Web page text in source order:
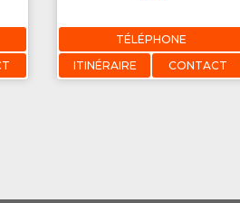
TÉLÉPHONE
ITINÉRAIRE
CONTACT